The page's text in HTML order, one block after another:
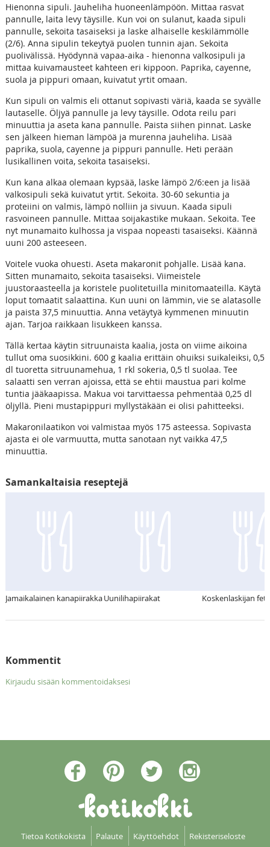
Hienonna sipuli. Jauheliha huoneenlämpöön. Mittaa rasvat
pannulle, laita levy täysille. Kun voi on sulanut, kaada sipuli
pannulle, sekoita tasaiseksi ja laske alhaiselle keskilämmölle
(2/6). Anna sipulin tekeytyä puolen tunnin ajan. Sekoita
puolivälissä. Hyödynnä vapaa-aika - hienonna valkosipuli ja
mittaa kuivamausteet kahteen eri kippoon. Paprika, cayenne,
suola ja pippuri omaan, kuivatut yrtit omaan.
Kun sipuli on valmis eli ottanut sopivasti väriä, kaada se syvälle
lautaselle. Öljyä pannulle ja levy täysille. Odota reilu pari
minuuttia ja aseta kana pannulle. Paista siihen pinnat. Laske
sen jälkeen hieman lämpöä ja murenna jauheliha. Lisää
paprika, suola, cayenne ja pippuri pannulle. Heti perään
lusikallinen voita, sekoita tasaiseksi.
Kun kana alkaa olemaan kypsää, laske lämpö 2/6:een ja lisää
valkosipuli sekä kuivatut yrtit. Sekoita. 30-60 sekuntia ja
proteiini on valmis, lämpö nolliin ja sivuun. Kaada sipuli
rasvoineen pannulle. Mittaa soijakastike mukaan. Sekoita. Tee
nyt munamaito kulhossa ja vispaa nopeasti tasaiseksi. Käännä
uuni 200 asteeseen.
Voitele vuoka ohuesti. Aseta makaronit pohjalle. Lisää kana.
Sitten munamaito, sekoita tasaiseksi. Viimeistele
juustoraasteella ja koristele puolitetuilla minitomaateilla. Käytä
loput tomaatit salaattina. Kun uuni on lämmin, vie se alatasolle
ja paista 37,5 minuuttia. Anna vetäytyä kymmenen minuutin
ajan. Tarjoa raikkaan lisukkeen kanssa.
Tällä kertaa käytin sitruunaista kaalia, josta on viime aikoina
tullut oma suosikkini. 600 g kaalia erittäin ohuiksi suikaleiksi, 0,5
dl tuoretta sitruunamehua, 1 rkl sokeria, 0,5 tl suolaa. Tee
salaatti sen verran ajoissa, että se ehtii maustua pari kolme
tuntia jääkaapissa. Makua voi tarvittaessa pehmentää 0,25 dl
öljyllä. Pieni mustapippuri myllystäkään ei olisi pahitteeksi.
Makaronilaatikon voi valmistaa myös 175 asteessa. Sopivasta
ajasta ei ole varmuutta, mutta sanotaan nyt vaikka 47,5
minuuttia.
Samankaltaisia reseptejä
Jamaikalainen kanapiirakkaUunilihapiirakat Koskenlaskijan
Kommentit
Kirjaudu sisään kommentoidaksesi
Tietoa Kotikokista Palaute Käyttöehdot Rekisteriseloste